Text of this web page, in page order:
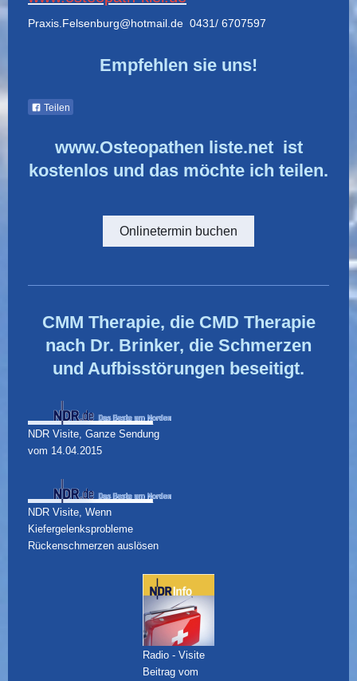
Praxis.Felsenburg@hotmail.de 0431/ 6707597
Empfehlen sie uns!
Teilen
www.Osteopathen liste.net ist
kostenlos und das möchte ich teilen.
Onlinetermin buchen
CMM Therapie, die CMD Therapie
nach Dr. Brinker, die Schmerzen
und Aufbisstörungen beseitigt.
NDR Visite, Ganze Sendung
vom 14.04.2015
NDR Visite, Wenn
Kiefergelenksprobleme
Rückenschmerzen auslösen
Radio - Visite
Beitrag vom